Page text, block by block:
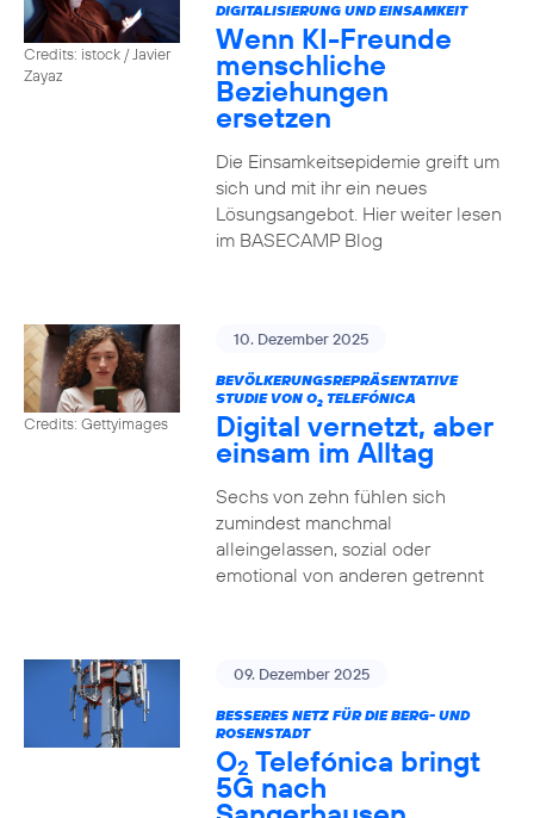
Credits: istock / Javier
Zayaz
DIGITALISIERUNG UND EINSAMKEIT
Wenn KI-Freunde
menschliche
Beziehungen
ersetzen
Die Einsamkeitsepidemie greift um
sich und mit ihr ein neues
Lösungsangebot. Hier weiter lesen
im BASECAMP Blog
Credits: Gettyimages
10. Dezember 2025
BEVÖLKERUNGSREPRÄSENTATIVE
STUDIE VON O2TELEFÓNICA
Digital vernetzt, aber
einsam im Alltag
Sechs von zehn fühlen sich
zumindest manchmal
alleingelassen, sozial oder
emotional von anderen getrennt
09. Dezember 2025
BESSERES NETZ FÜR DIE BERG- UND
ROSENSTADT
O2 Telefónica bringt
5G nach